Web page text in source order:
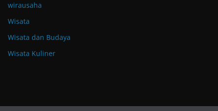
wirausaha
Wisata
Wisata dan Budaya
Wisata Kuliner